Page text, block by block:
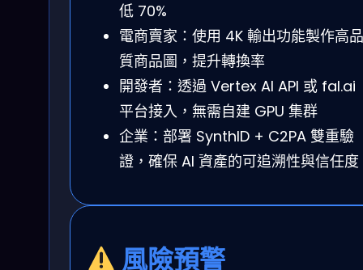
低 70%
電商賣家：使用 4K 輸出功能製作高品
質商品圖，提升轉換率
開發者：透過 Vertex AI API 或 fal.ai
平台接入，無需自建 GPU 集群
企業：部署 SynthID + C2PA 雙重驗
證，確保 AI 資產的可追溯性與信任度
風險預警